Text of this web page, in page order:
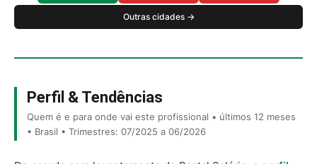
Outras cidades →
Perfil & Tendências
Quem é e para onde vai este profissional • últimos 12 meses
• Brasil • Trimestres: 07/2025 a 06/2026